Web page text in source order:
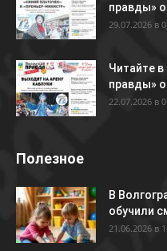
правды»
29.07.2026 в
Читайте
правды»
22.07.2026 в
Полезное
В
обучили
21.06.2026 в